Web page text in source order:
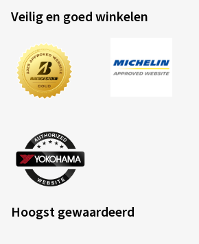
Veilig en goed winkelen
Hoogst gewaardeerd